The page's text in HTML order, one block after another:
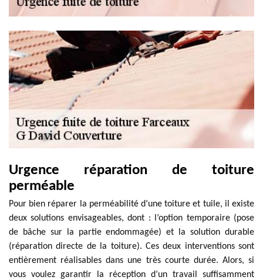
Urgence réparation de toiture
perméable
Pour bien réparer la perméabilité d’une toiture et tuile, il existe
deux solutions envisageables, dont : l’option temporaire (pose
de bâche sur la partie endommagée) et la solution durable
(réparation directe de la toiture). Ces deux interventions sont
entièrement réalisables dans une très courte durée. Alors, si
vous voulez garantir la réception d’un travail suffisamment